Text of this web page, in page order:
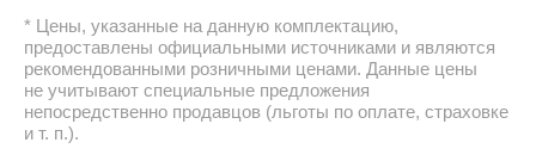
Цены, указанные на данную комплектацию,
предоставлены официальными источниками и являются
рекомендованными розничными ценами. Данные цены
не учитывают специальные предложения
непосредственно продавцов (льготы по оплате, страховке
и т. п.).